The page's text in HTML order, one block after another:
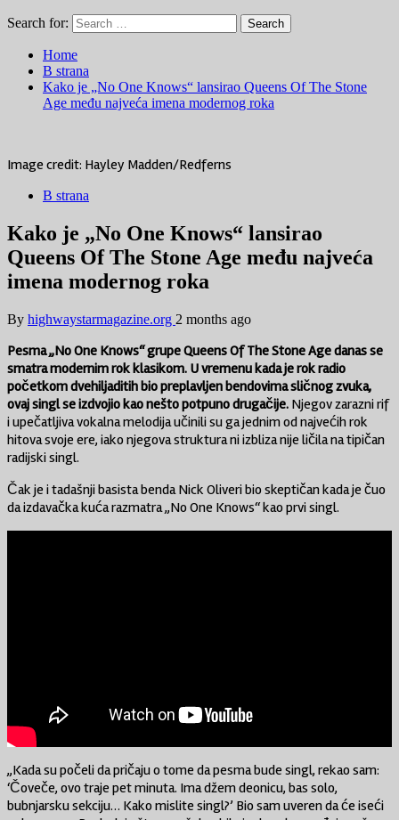
Search for:
Home
B strana
Kako je „No One Knows“ lansirao Queens Of The Stone
Age među najveća imena modernog roka
Image credit: Hayley Madden/Redferns
B strana
Kako je „No One Knows“ lansirao
Queens Of The Stone Age među najveća
imena modernog roka
By highwaystarmagazine.org 2 months ago
Pesma „No One Knows“ grupe Queens Of The Stone Age danas se
smatra modernim rok klasikom. U vremenu kada je rok radio
početkom dvehiljaditih bio preplavljen bendovima sličnog zvuka,
ovaj singl se izdvojio kao nešto potpuno drugačije. Njegov zarazni rif
i upečatljiva vokalna melodija učinili su ga jednim od najvećih rok
hitova svoje ere, iako njegova struktura ni izbliza nije ličila na tipičan
radijski singl.
Čak je i tadašnji basista benda Nick Oliveri bio skeptičan kada je čuo
da izdavačka kuća razmatra „No One Knows“ kao prvi singl.
„Kada su počeli da pričaju o tome da pesma bude singl, rekao sam:
‘Čoveče, ovo traje pet minuta. Ima džem deonicu, bas solo,
bubnjarsku sekciju… Kako mislite singl?’ Bio sam uveren da će iseći